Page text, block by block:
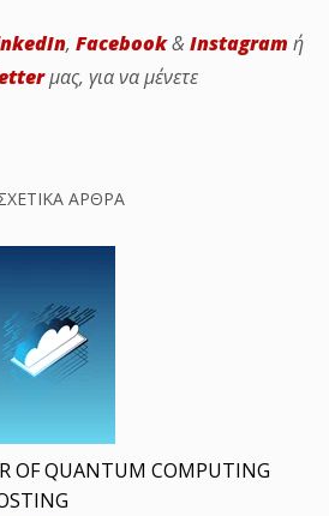
, Facebook& Instagram ή
μας, για να μένετε
ΑΡΘΡΑ
OF QUANTUM COMPUTING